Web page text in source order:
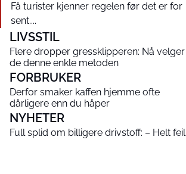
Få turister kjenner regelen før det er for
sent....
LIVSSTIL
Flere dropper gressklipperen: Nå velger
de denne enkle metoden
FORBRUKER
Derfor smaker kaffen hjemme ofte
dårligere enn du håper
NYHETER
Full splid om billigere drivstoff: – Helt feil